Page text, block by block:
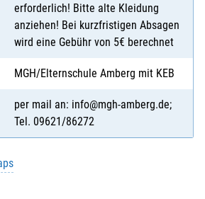
erforderlich! Bitte alte Kleidung
anziehen! Bei kurzfristigen Absagen
wird eine Gebühr von 5€ berechnet
MGH/Elternschule Amberg mit KEB
per mail an: info@mgh-amberg.de;
Tel. 09621/86272